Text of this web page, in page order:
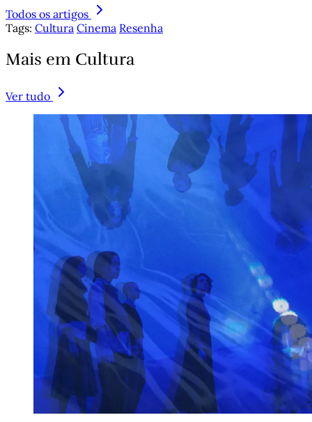
Todos os artigos
Tags: Cultura Cinema Resenha
Mais em Cultura
Ver tudo